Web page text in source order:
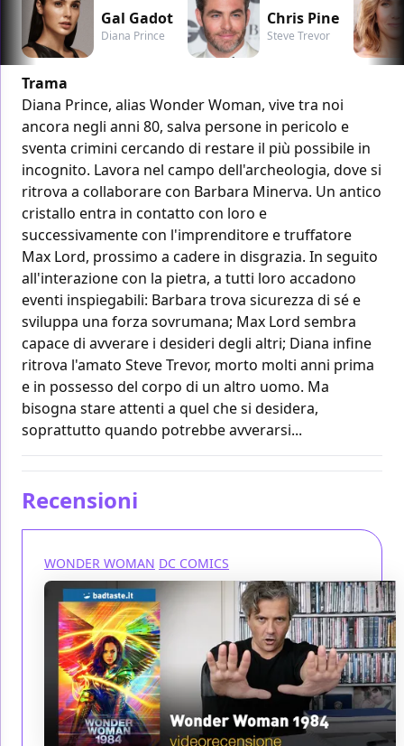
Gal Gadot
Diana Prince
Chris Pine
Steve Trevor
Trama
Diana Prince, alias Wonder Woman, vive tra noi
ancora negli anni 80, salva persone in pericolo e
sventa crimini cercando di restare il più possibile in
incognito. Lavora nel campo dell'archeologia, dove si
ritrova a collaborare con Barbara Minerva. Un antico
cristallo entra in contatto con loro e
successivamente con l'imprenditore e truffatore
Max Lord, prossimo a cadere in disgrazia. In seguito
all'interazione con la pietra, a tutti loro accadono
eventi inspiegabili: Barbara trova sicurezza di sé e
sviluppa una forza sovrumana; Max Lord sembra
capace di avverare i desideri degli altri; Diana infine
ritrova l'amato Steve Trevor, morto molti anni prima
e in possesso del corpo di un altro uomo. Ma
bisogna stare attenti a quel che si desidera,
soprattutto quando potrebbe avverarsi...
Recensioni
WONDER WOMAN DC COMICS